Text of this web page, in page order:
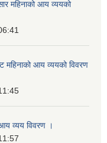
महिनाको आय व्ययको
आय व्ययको विवरण
व्यय विवरण ।